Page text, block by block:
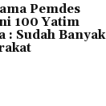
Pemdes
100 Yatim
: Sudah Banyak